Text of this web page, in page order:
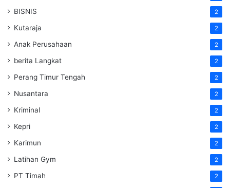
BISNIS 2
Kutaraja 2
Anak Perusahaan 2
berita Langkat 2
Perang Timur Tengah 2
Nusantara 2
Kriminal 2
Kepri 2
Karimun 2
Latihan Gym 2
PT Timah 2